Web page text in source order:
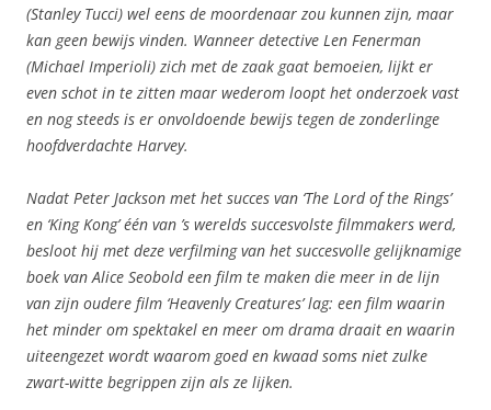
(Stanley Tucci) wel eens de moordenaar zou kunnen zijn, maar
kan geen bewijs vinden. Wanneer detective Len Fenerman
(Michael Imperioli) zich met de zaak gaat bemoeien, lijkt er
even schot in te zitten maar wederom loopt het onderzoek vast
en nog steeds is er onvoldoende bewijs tegen de zonderlinge
hoofdverdachte Harvey.
Nadat Peter Jackson met het succes van ‘The Lord of the Rings’
en ‘King Kong’ één van ’s werelds succesvolste filmmakers werd,
besloot hij met deze verfilming van het succesvolle gelijknamige
boek van Alice Seobold een film te maken die meer in de lijn
van zijn oudere film ‘Heavenly Creatures’ lag: een film waarin
het minder om spektakel en meer om drama draait en waarin
uiteengezet wordt waarom goed en kwaad soms niet zulke
zwart-witte begrippen zijn als ze lijken.